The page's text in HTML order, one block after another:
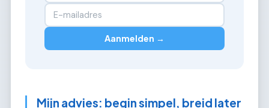
Aanmelden →
Mijn advies: begin simpel, breid later